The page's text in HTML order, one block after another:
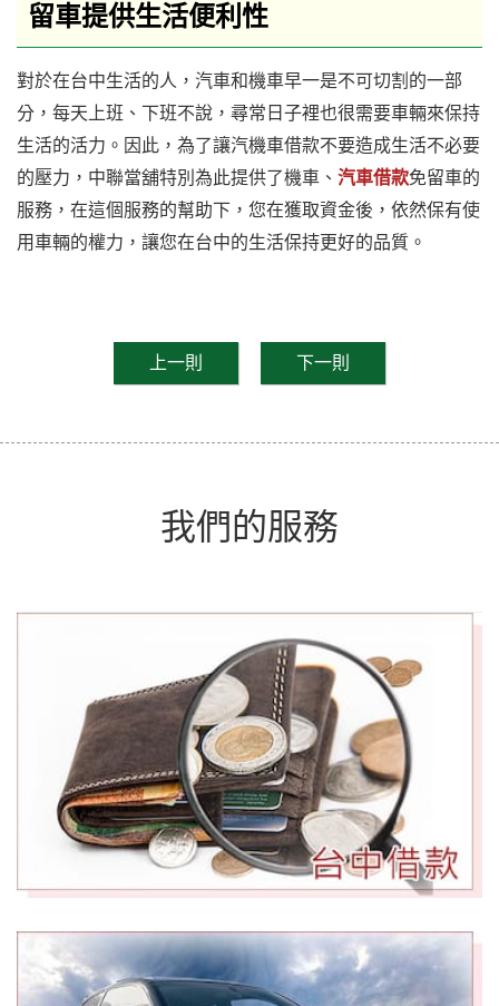
留車提供生活便利性
對於在台中生活的人，汽車和機車早一是不可切割的一部
分，每天上班、下班不說，尋常日子裡也很需要車輛來保持
生活的活力。因此，為了讓汽機車借款不要造成生活不必要
的壓力，中聯當舖特別為此提供了機車、 汽車借款免留車的
服務，在這個服務的幫助下，您在獲取資金後，依然保有使
用車輛的權力，讓您在台中的生活保持更好的品質。
上一則 下一則
我們的服務